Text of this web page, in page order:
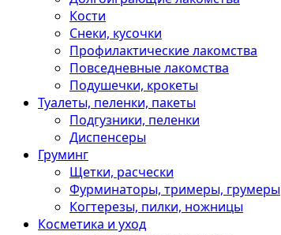
Кости
Снеки, кусочки
Профилактические лакомства
Повседневные лакомства
Подушечки, крокеты
Туалеты, пеленки, пакеты
Подгузники, пеленки
Диспенсеры
Груминг
Щетки, расчески
Фурминаторы, тримеры, грумеры
Когтерезы, пилки, ножницы
Косметика и уход